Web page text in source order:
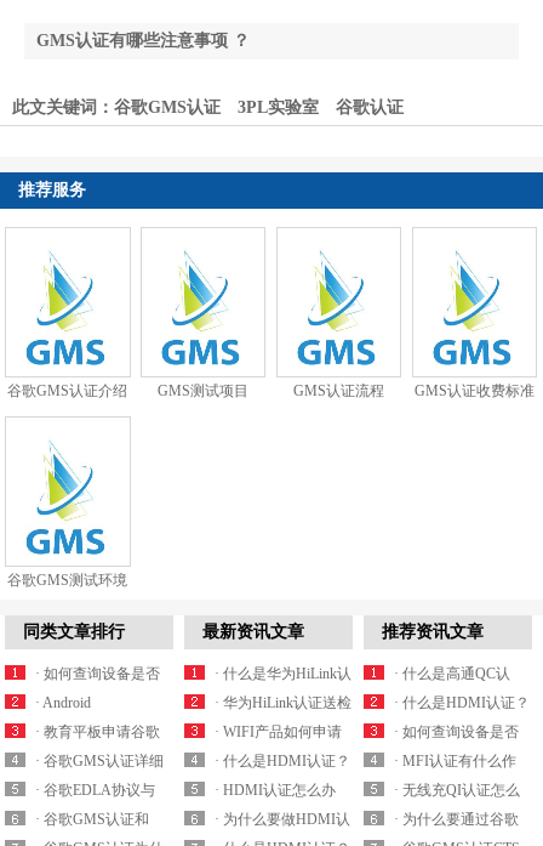
GMS认证有哪些注意事项 ？
认证必须要协议吗？
此文关键词： 谷歌GMS认证 3PL实验室 谷歌认证
推荐服务
谷歌GMS认证介绍 GMS测试项目 GMS认证流程 GMS认证收费标准
谷歌GMS测试环境
同类文章排行
· 如何查询设备是否
获得谷歌GMS认证授
权？
· Android
GMS（cts/gts/cts-v）
认证测试工具及测试
环境要求
· 教育平板申请谷歌
GMS认证一定要获得
EDLA协议吗？
· 谷歌GMS认证详细
认证流程介绍
· 谷歌EDLA协议与
MADA协议有什么区
· 谷歌GMS认证和
最新资讯文章
· 什么是华为HiLink认
证？HiLink认证怎么
办理？
· 华为HiLink认证送检
样机有什么要求？
· WIFI产品如何申请
华为HiLink认证？
· 什么是HDMI认证？
如何查询HDMI协会
会员？
· HDMI认证怎么办
理？哪家实验室可以
· 为什么要做HDMI认
推荐资讯文章
· 什么是高通QC认
证？
· 什么是HDMI认证？
HDMI认证测试要求
有哪些？
· 如何查询设备是否
获得谷歌GMS认证授
权？
· MFI认证有什么作
用？MFI认证如何查
询？
· 无线充QI认证怎么
办理？哪家机构有QI
· 为什么要通过谷歌